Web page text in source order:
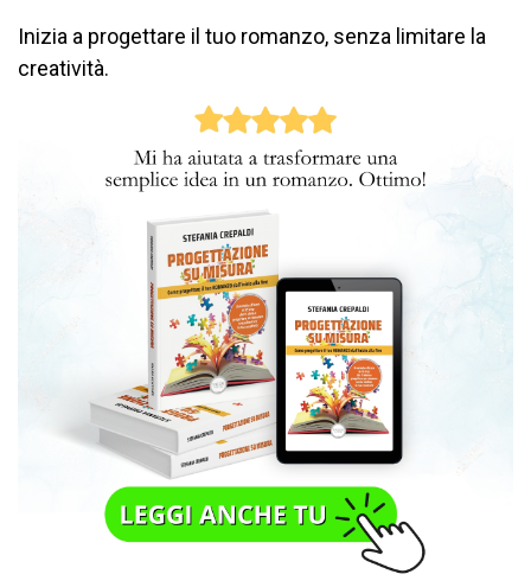
Inizia a progettare il tuo romanzo, senza limitare la
creatività.